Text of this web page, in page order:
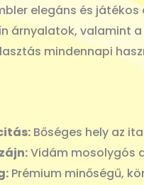
elegáns és
árnyalatok, valamint
mindennapi
Bőséges hely az
Vidám mosolygós
Prémium minőségű,